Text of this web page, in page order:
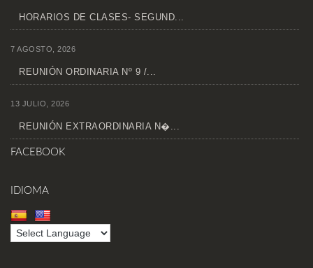
HORARIOS DE CLASES- SEGUND...
7 AGOSTO, 2026
REUNIÓN ORDINARIA Nº 9 /...
13 JULIO, 2026
REUNIÓN EXTRAORDINARIA N�...
FACEBOOK
IDIOMA